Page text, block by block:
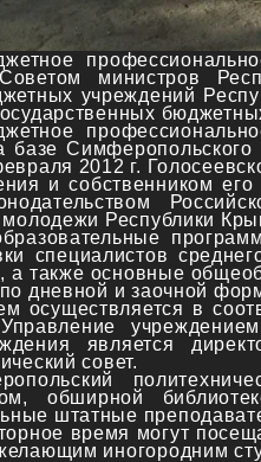
Советом министров
учреждений
базе
2012 г.
и собственником
Республики
специалистов
также основные
дневной и заочной
осуществляется в
является
совет.
обширной
штатные
время могут
иногородним